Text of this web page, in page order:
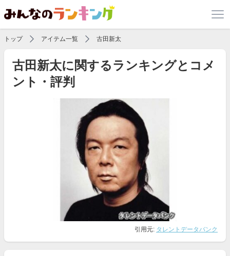
トップ アイテム一覧 古田新太
古田新太に関するランキングとコメ
ント・評判
引用元: タレントデータバンク